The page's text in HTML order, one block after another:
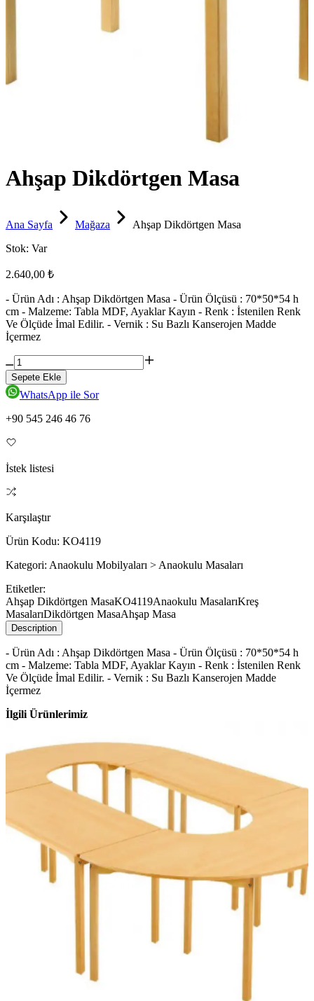
Ahşap Dikdörtgen Masa
Ana Sayfa Mağaza
Ahşap Dikdörtgen Masa
Stok: Var
2.640,00 ₺
- Ürün Adı : Ahşap Dikdörtgen Masa - Ürün Ölçüsü : 70*50*54 h
cm - Malzeme: Tabla MDF, Ayaklar Kayın - Renk : İstenilen Renk
Ve Ölçüde İmal Edilir. - Vernik : Su Bazlı Kanserojen Madde
İçermez
Sepete Ekle
WhatsApp ile Sor
+90 545 246 46 76
İstek listesi
Karşılaştır
Ürün Kodu: KO4119
Kategori: Anaokulu Mobilyaları > Anaokulu Masaları
Etiketler:
Ahşap Dikdörtgen MasaKO4119Anaokulu MasalarıKreş
MasalarıDikdörtgen MasaAhşap Masa
Description
- Ürün Adı : Ahşap Dikdörtgen Masa - Ürün Ölçüsü : 70*50*54 h
cm - Malzeme: Tabla MDF, Ayaklar Kayın - Renk : İstenilen Renk
Ve Ölçüde İmal Edilir. - Vernik : Su Bazlı Kanserojen Madde
İçermez
İlgili Ürünlerimiz